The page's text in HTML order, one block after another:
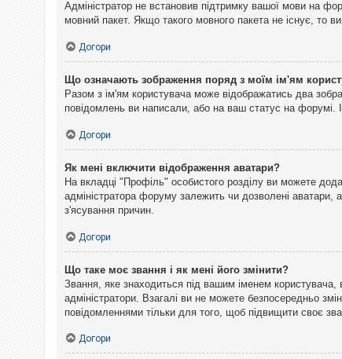
Адміністратор не встановив підтримку вашої мови на
мовний пакет. Якщо такого мовного пакета не існує, то
Догори
Що означають зображення поряд з моїм ім'ям
Разом з ім'ям користувача може відображатись два
повідомлень ви написали, або на ваш статус на форумі.
Догори
Як мені включити відображення аватари?
На вкладці "Профіль" особистого розділу ви можете
адміністратора форуму залежить чи дозволені аватари,
з'ясування причин.
Догори
Що таке моє звання і як мені його змінити?
Звання, яке знаходиться під вашим іменем користувача,
адміністратори. Взагалі ви не можете безпосередньо
повідомленнями тільки для того, щоб підвищити своє
Догори